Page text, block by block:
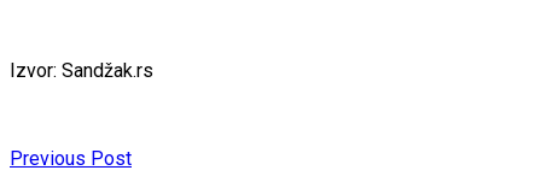
Izvor: Sandžak.rs
Previous Post